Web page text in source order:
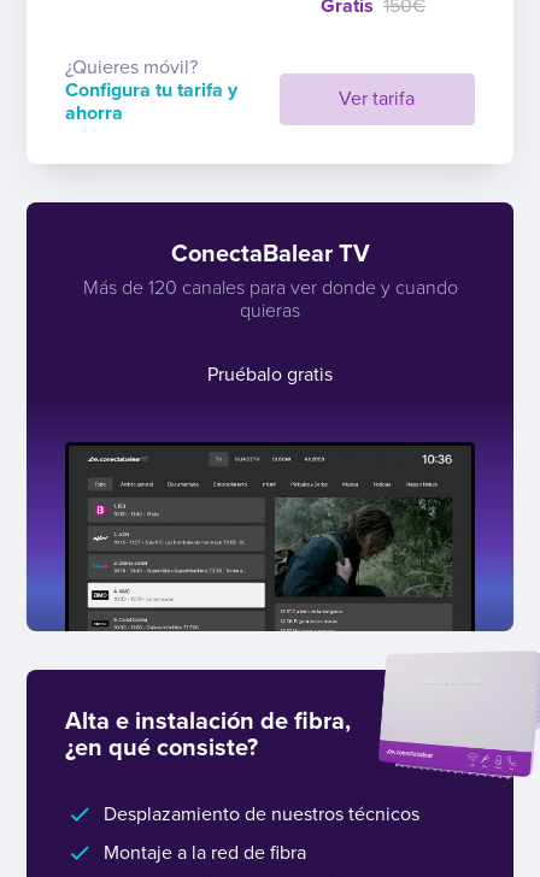
Ver tarifa
Gratis 150€
¿Quieres móvil?
Configura tu tarifa y
ahorra
ConectaBalear TV
Más de 120 canales para ver donde y cuando
quieras
Pruébalo gratis
Alta e instalación de fibra,
¿en qué consiste?
Desplazamiento de nuestros técnicos
Montaje a la red de fibra